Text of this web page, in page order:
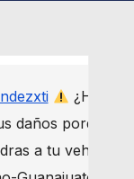
¿Has
daños porque
a tu vehículo